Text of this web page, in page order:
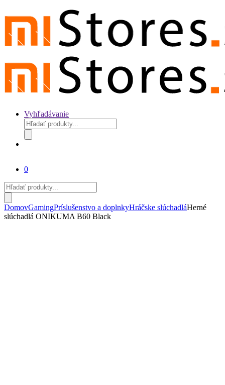
Vyhľadávanie
Products
search
0
Products
search
DomovGamingPríslušenstvo a doplnkyHráčske slúchadláHerné
slúchadlá ONIKUMA B60 Black